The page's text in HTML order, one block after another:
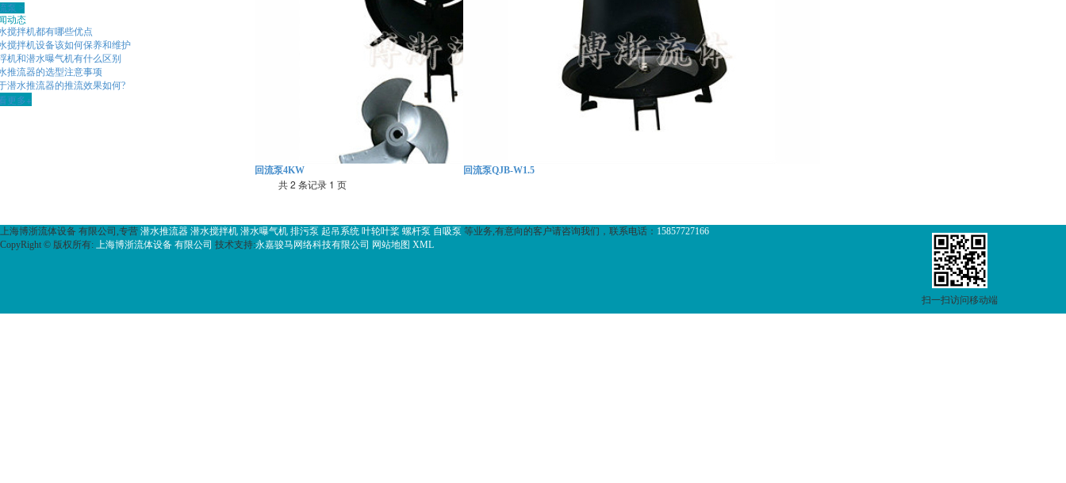
回流泵4KW 回流泵QJB-W1.5
共 2 条记录 1 页
泵 >
动态
搅拌机都有哪些优点
搅拌机设备该如何保养和维护
机和潜水曝气机有什么区别
推流器的选型注意事项
潜水推流器的推流效果如何?
更多+
上海博浙流体设备 有限公司,专营 潜水推流器 潜水搅拌机 潜水曝气机 排污泵 起吊系统 叶轮叶桨 螺杆泵 自吸泵 等业务,有意向的客户请咨询我们，联系电话： 15857727166
CopyRight © 版权所有: 上海博浙流体设备 有限公司 技术支持:永嘉骏马网络科技有限公司 网站地图 XML
扫一扫访问移动端